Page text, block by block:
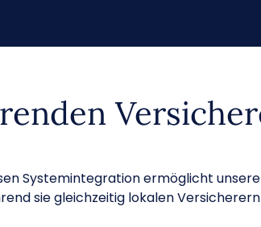
Systemintegration ermöglicht
sie gleichzeitig lokalen